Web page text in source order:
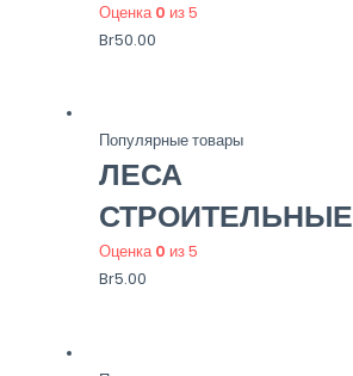
Оценка0 из 5
Br50.00
Популярные товары
ЛЕСА
СТРОИТЕЛЬНЫЕ
Оценка0 из 5
Br5.00